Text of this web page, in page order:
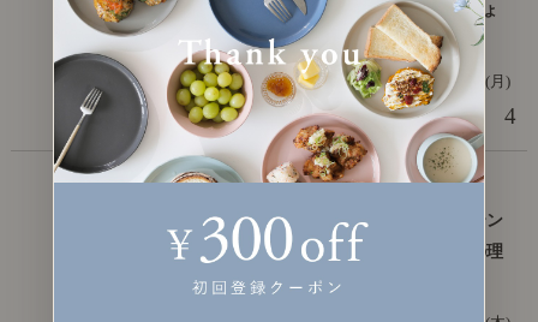
暮らしに、folkダイニングが「ちょ
うどいい」理由
2025年3月24日(月)
編集部 武尾 4
僕と私の愛用品
【わたしの愛用品】リネンカーテン
が変えた私の暮らし。心地よさの理
由を考えました。